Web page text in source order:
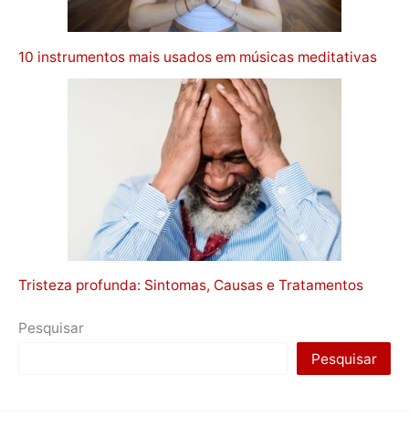
10 instrumentos mais usados em músicas meditativas
Tristeza profunda: Sintomas, Causas e Tratamentos
Pesquisar
Pesquisar